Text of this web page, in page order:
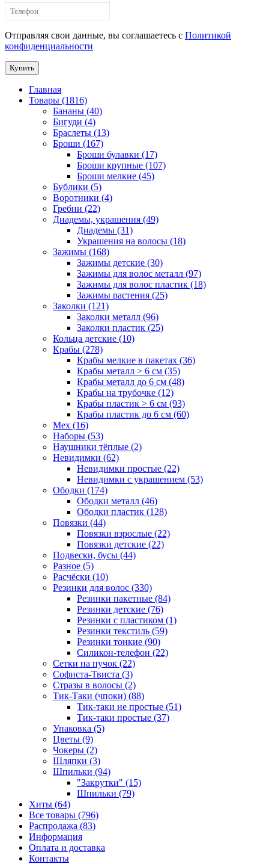
Отправляя свои данные, вы соглашаетесь с Политикой
конфиденциальности
Купить
Главная
Товары (1816)
Бананы (40)
Бигуди (4)
Браслеты (13)
Броши (167)
Броши булавки (17)
Броши крупные (107)
Броши мелкие (45)
Бублики (5)
Воротники (4)
Гребни (22)
Диадемы, украшения (49)
Диадемы (31)
Украшения на волосы (18)
Зажимы (168)
Зажимы детские (30)
Зажимы для волос металл (97)
Зажимы для волос пластик (18)
Зажимы растения (25)
Заколки (121)
Заколки металл (96)
Заколки пластик (25)
Кольца детские (10)
Крабы (278)
Крабы мелкие в пакетах (36)
Крабы металл > 6 см (35)
Крабы металл до 6 см (48)
Крабы на трубочке (12)
Крабы пластик > 6 см (93)
Крабы пластик до 6 см (60)
Мех (16)
Наборы (53)
Наушники тёплые (2)
Невидимки (62)
Невидимки простые (22)
Невидимки с украшением (53)
Ободки (174)
Ободки металл (46)
Ободки пластик (128)
Повязки (44)
Повязки взрослые (22)
Повязки детские (22)
Подвески, бусы (44)
Разное (5)
Расчёски (10)
Резинки для волос (330)
Резинки пакетные (84)
Резинки детские (76)
Резинки с пластиком (1)
Резинки текстиль (59)
Резинки тонкие (90)
Силикон-телефон (22)
Сетки на пучок (22)
Софиста-Твиста (3)
Стразы в волосы (2)
Тик-Таки (чпоки) (88)
Тик-таки не простые (51)
Тик-таки простые (37)
Упаковка (5)
Цветы (9)
Чокеры (2)
Шляпки (3)
Шпильки (94)
"Закрутки" (15)
Шпильки (79)
Хиты (64)
Все товары (796)
Распродажа (83)
Информация
Оплата и доставка
Контакты